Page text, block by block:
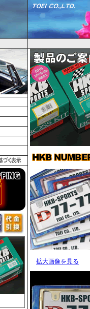
拡大画像を見る